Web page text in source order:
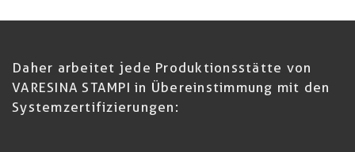
Daher arbeitet jede Produktionsstätte von
VARESINA STAMPI in Übereinstimmung mit den
Systemzertifizierungen: